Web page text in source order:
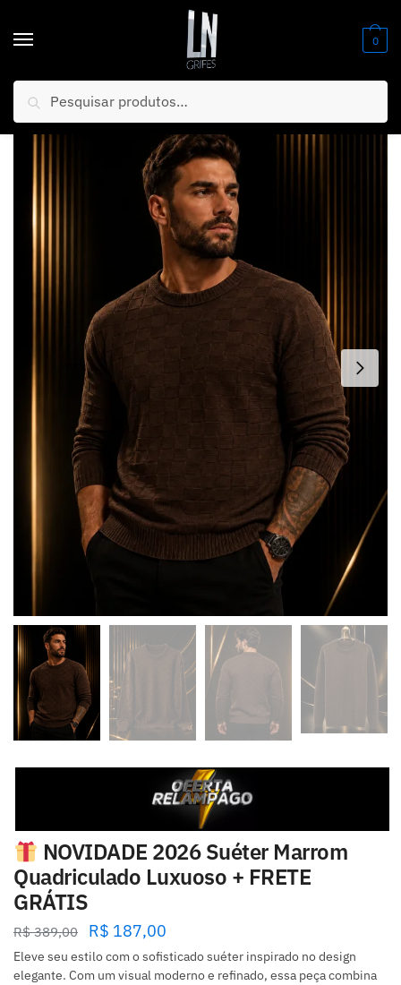
0
Início Relógios / Masculino /
NOVIDADE 2026 Suéter Marrom
Quadriculado Luxuoso + FRETE
GRÁTIS
R$389,00 R$ 187,00
Eleve seu estilo com o sofisticado suéter inspirado no design
elegante. Com um visual moderno e refinado, essa peça combina